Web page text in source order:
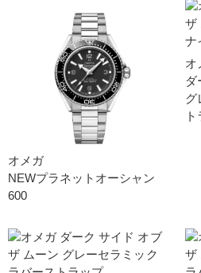
オメガ
NEWプラネットオーシャン
600
オ
ダ
グ